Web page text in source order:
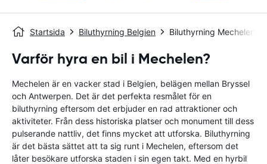
Startsida Biluthyrning Belgien Biluthyrning Mechelen
Varför hyra en bil i Mechelen?
Mechelen är en vacker stad i Belgien, belägen mellan Bryssel
och Antwerpen. Det är det perfekta resmålet för en
biluthyrning eftersom det erbjuder en rad attraktioner och
aktiviteter. Från dess historiska platser och monument till dess
pulserande nattliv, det finns mycket att utforska. Biluthyrning
är det bästa sättet att ta sig runt i Mechelen, eftersom det
låter besökare utforska staden i sin egen takt. Med en hyrbil